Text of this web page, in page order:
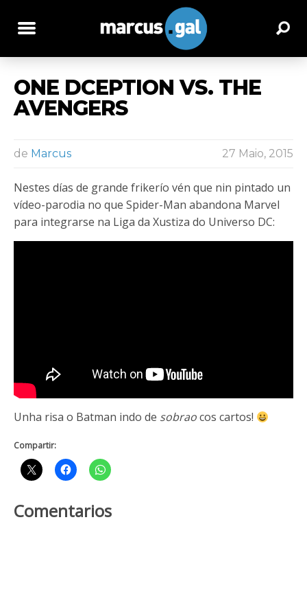
ONE DCEPTION VS. THE
AVENGERS
de Marcus 27 Maio, 2015
Nestes días de grande frikerío vén que nin pintado un
vídeo-parodia no que Spider-Man abandona Marvel
para integrarse na Liga da Xustiza do Universo DC:
Unha risa o Batman indo de sobraocos cartos!
Compartir:
Comentarios